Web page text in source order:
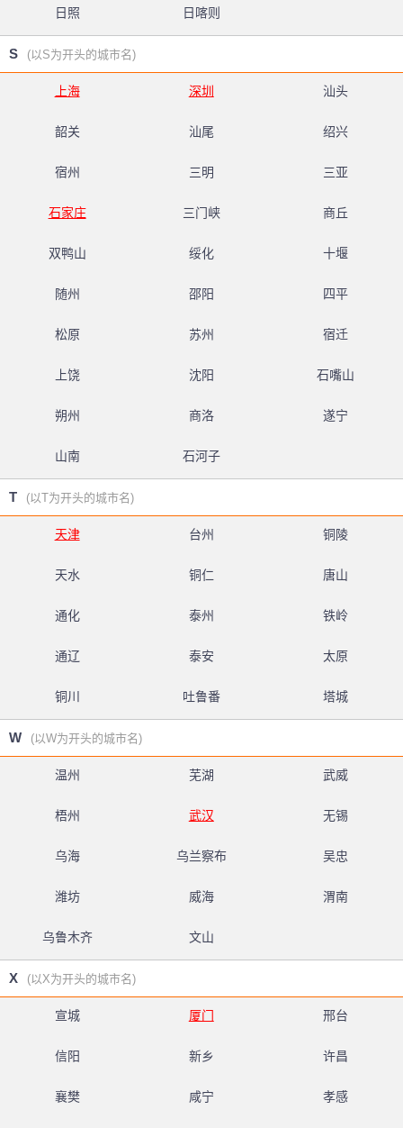
日照 日喀则
S (以S为开头的城市名)
上海 深圳 汕头
韶关 汕尾 绍兴
宿州 三明 三亚
石家庄 三门峡 商丘
双鸭山 绥化 十堰
随州 邵阳 四平
松原 苏州 宿迁
上饶 沈阳 石嘴山
朔州 商洛 遂宁
山南 石河子
T (以T为开头的城市名)
天津 台州 铜陵
天水 铜仁 唐山
通化 泰州 铁岭
通辽 泰安 太原
铜川 吐鲁番 塔城
W (以W为开头的城市名)
温州 芜湖 武威
梧州 武汉 无锡
乌海 乌兰察布 吴忠
潍坊 威海 渭南
乌鲁木齐 文山
X (以X为开头的城市名)
宣城 厦门 邢台
信阳 新乡 许昌
襄樊 咸宁 孝感